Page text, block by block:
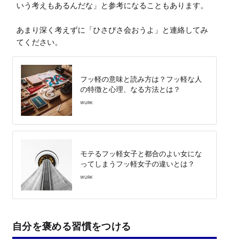
いう考えもあるんだな」と参考になることもあります。
あまり深く考えずに「ひさびさ会おうよ」と連絡してみ
てください。
フッ軽の意味と読み方は？フッ軽な人
の特徴と心理、なる方法とは？
WURK
モテるフッ軽女子と都合のよい女にな
ってしまうフッ軽女子の違いとは？
WURK
自分を褒める習慣をつける